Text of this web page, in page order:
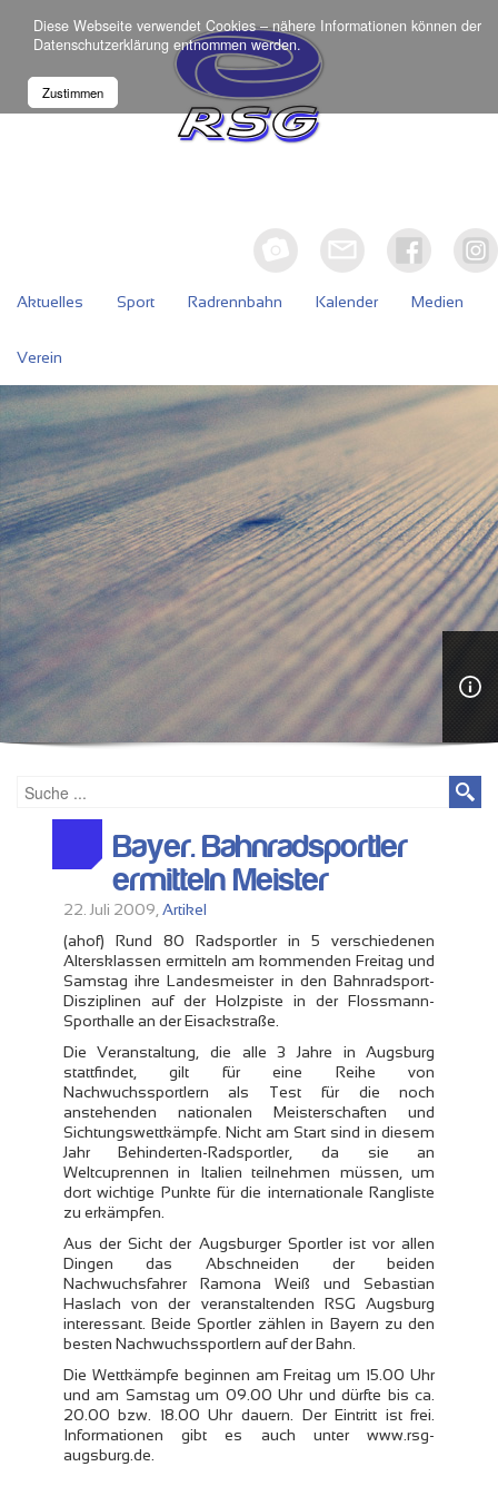
Diese Webseite verwendet Cookies – nähere Informationen können der
Datenschutzerklärung entnommen werden.
Zustimmen
Aktuelles Sport Radrennbahn Kalender Medien
Verein
Bayer. Bahnradsportler
ermitteln Meister
22. Juli 2009, Artikel
(ahof) Rund 80 Radsportler in 5 verschiedenen
Altersklassen ermitteln am kommenden Freitag und
Samstag ihre Landesmeister in den Bahnradsport-
Disziplinen auf der Holzpiste in der Flossmann-
Sporthalle an der Eisackstraße.
Die Veranstaltung, die alle 3 Jahre in Augsburg
stattfindet, gilt für eine Reihe von
Nachwuchssportlern als Test für die noch
anstehenden nationalen Meisterschaften und
Sichtungswettkämpfe. Nicht am Start sind in diesem
Jahr Behinderten-Radsportler, da sie an
Weltcuprennen in Italien teilnehmen müssen, um
dort wichtige Punkte für die internationale Rangliste
zu erkämpfen.
Aus der Sicht der Augsburger Sportler ist vor allen
Dingen das Abschneiden der beiden
Nachwuchsfahrer Ramona Weiß und Sebastian
Haslach von der veranstaltenden RSG Augsburg
interessant. Beide Sportler zählen in Bayern zu den
besten Nachwuchssportlern auf der Bahn.
Die Wettkämpfe beginnen am Freitag um 15.00 Uhr
und am Samstag um 09.00 Uhr und dürfte bis ca.
20.00 bzw. 18.00 Uhr dauern. Der Eintritt ist frei.
Informationen gibt es auch unter www.rsg-
augsburg.de.